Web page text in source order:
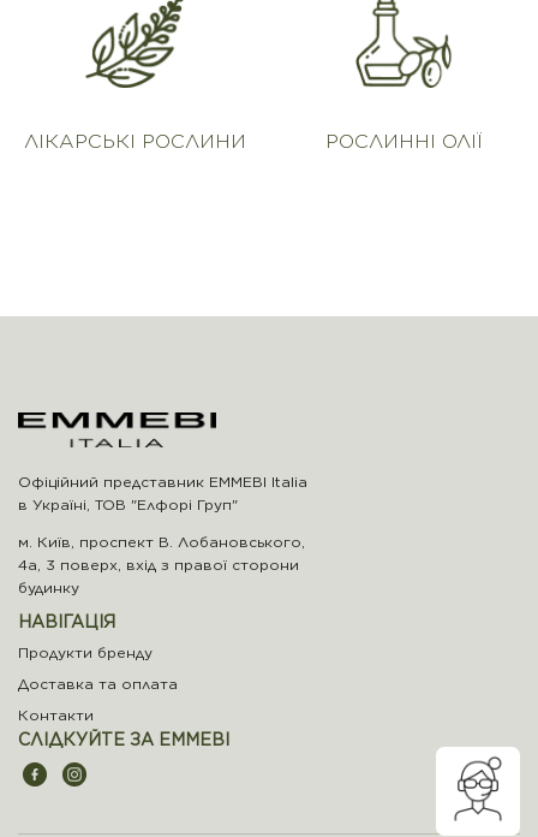
ЛІКАРСЬКІ РОСЛИНИ РОСЛИННІ ОЛІЇ
Офіційний представник EMMEBI Italia
в Україні, ТОВ "Елфорі Груп"
м. Київ, проспект В. Лобановського,
4а, 3 поверх, вхід з правої сторони
будинку
НАВІГАЦІЯ
Продукти бренду
Доставка та оплата
Контакти
СЛІДКУЙТЕ ЗА EMMEBI